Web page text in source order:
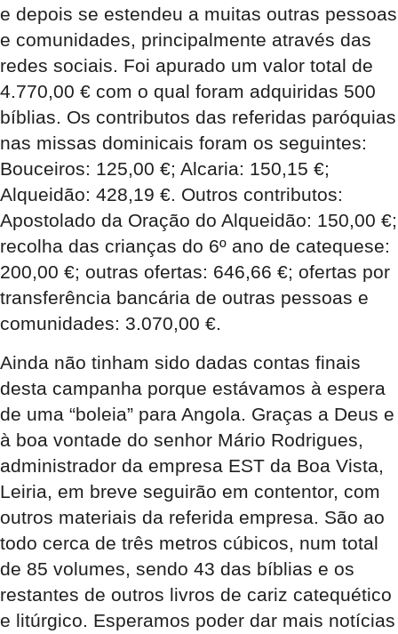
e depois se estendeu a muitas outras pessoas
e comunidades, principalmente através das
redes sociais. Foi apurado um valor total de
4.770,00 € com o qual foram adquiridas 500
bíblias. Os contributos das referidas paróquias
nas missas dominicais foram os seguintes:
Bouceiros: 125,00 €; Alcaria: 150,15 €;
Alqueidão: 428,19 €. Outros contributos:
Apostolado da Oração do Alqueidão: 150,00 €;
recolha das crianças do 6º ano de catequese:
200,00 €; outras ofertas: 646,66 €; ofertas por
transferência bancária de outras pessoas e
comunidades: 3.070,00 €.
Ainda não tinham sido dadas contas finais
desta campanha porque estávamos à espera
de uma “boleia” para Angola. Graças a Deus e
à boa vontade do senhor Mário Rodrigues,
administrador da empresa EST da Boa Vista,
Leiria, em breve seguirão em contentor, com
outros materiais da referida empresa. São ao
todo cerca de três metros cúbicos, num total
de 85 volumes, sendo 43 das bíblias e os
restantes de outros livros de cariz catequético
e litúrgico. Esperamos poder dar mais notícias